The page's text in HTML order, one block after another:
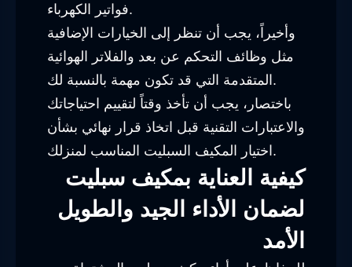
فواتير الكهرباء.
وأخيراً، يجب أن تنظر إلى الخيارات الإضافية
مثل وظائف التحكم عن بعد والفلاتر الهوائية
المتقدمة التي قد تكون مهمة بالنسبة لك.
باختصار، يجب أن تأخذ وقتاً لتقييم احتياجاتك
والاعتبارات التقنية قبل اتخاذ قرار نهائي بشأن
اختيار المكيف السبليت المناسب لمنزلك.
كيفية العناية بمكيف سبليت
لضمان الأداء الجيد والطويل
الأمد